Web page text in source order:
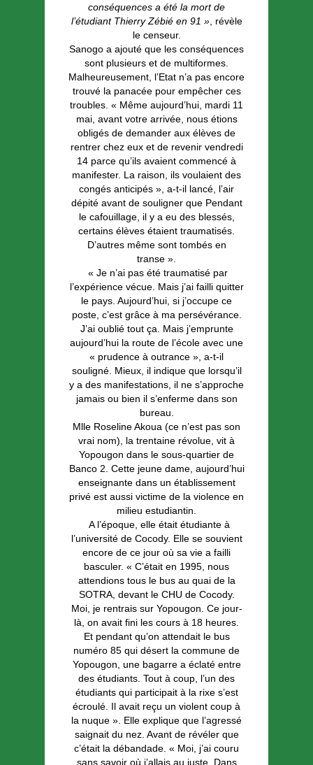
conséquences a été la mort de
l’étudiant Thierry Zébié en 91 », révèle
le censeur.
Sanogo a ajouté que les conséquences
sont plusieurs et de multiformes.
Malheureusement, l’Etat n’a pas encore
trouvé la panacée pour empêcher ces
troubles. « Même aujourd’hui, mardi 11
mai, avant votre arrivée, nous étions
obligés de demander aux élèves de
rentrer chez eux et de revenir vendredi
14 parce qu’ils avaient commencé à
manifester. La raison, ils voulaient des
congés anticipés », a-t-il lancé, l’air
dépité avant de souligner que Pendant
le cafouillage, il y a eu des blessés,
certains élèves étaient traumatisés.
D’autres même sont tombés en
transe ».
« Je n’ai pas été traumatisé par
l’expérience vécue. Mais j’ai failli quitter
le pays. Aujourd’hui, si j’occupe ce
poste, c’est grâce à ma persévérance.
J’ai oublié tout ça. Mais j’emprunte
aujourd’hui la route de l’école avec une
« prudence à outrance », a-t-il
souligné. Mieux, il indique que lorsqu’il
y a des manifestations, il ne s’approche
jamais ou bien il s’enferme dans son
bureau.
Mlle Roseline Akoua (ce n’est pas son
vrai nom), la trentaine révolue, vit à
Yopougon dans le sous-quartier de
Banco 2. Cette jeune dame, aujourd’hui
enseignante dans un établissement
privé est aussi victime de la violence en
milieu estudiantin.
A l’époque, elle était étudiante à
l’université de Cocody. Elle se souvient
encore de ce jour où sa vie a failli
basculer. « C’était en 1995, nous
attendions tous le bus au quai de la
SOTRA, devant le CHU de Cocody.
Moi, je rentrais sur Yopougon. Ce jour-
là, on avait fini les cours à 18 heures.
Et pendant qu’on attendait le bus
numéro 85 qui désert la commune de
Yopougon, une bagarre a éclaté entre
des étudiants. Tout à coup, l’un des
étudiants qui participait à la rixe s’est
écroulé. Il avait reçu un violent coup à
la nuque ». Elle explique que l’agressé
saignait du nez. Avant de révéler que
c’était la débandade. « Moi, j’ai couru
sans savoir où j’allais au juste. Dans